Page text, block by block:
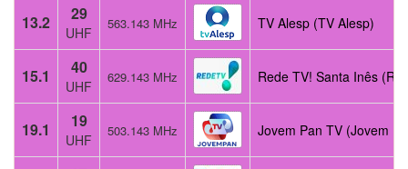
13.2 29
UHF
563.143 MHz TV Alesp (TV Alesp)
15.1 40
UHF
629.143 MHz Rede TV! Santa Inês
19.1 19
UHF
503.143 MHz Jovem Pan TV (Jovem